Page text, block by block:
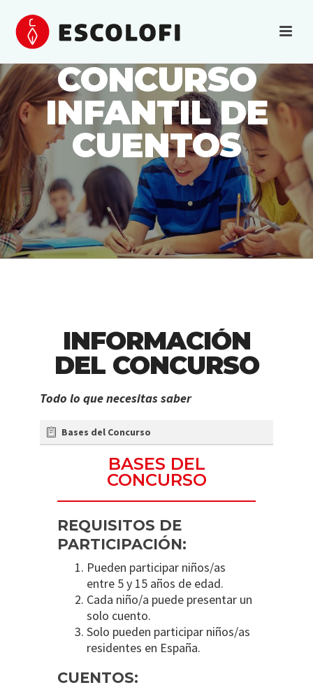
CONCURSO
INFANTIL DE
CUENTOS
INFORMACIÓN
DEL CONCURSO
Todo lo que necesitas saber
Bases del Concurso
BASES DEL
CONCURSO
REQUISITOS DE
PARTICIPACIÓN:
Pueden participar niños/as
entre 5 y 15 años de edad.
Cada niño/a puede presentar un
solo cuento.
Solo pueden participar niños/as
residentes en España.
CUENTOS: